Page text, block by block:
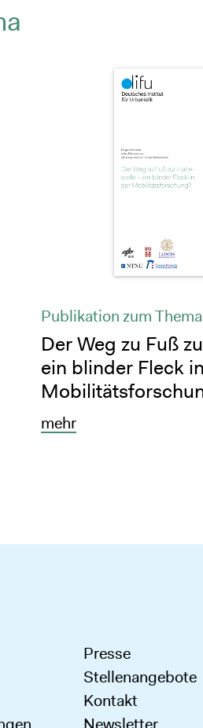
Publikation zum Thema
Der Weg zu Fuß
ein blinder Fleck
mehr
Presse
Stellenangebote
Kontakt